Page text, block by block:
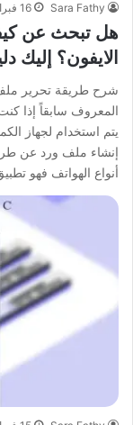
Sara Fathy 16 فبراير 2023
الايفون؟ إليك
يتم استخدام لجهاز
أنواع الهواتف فهو